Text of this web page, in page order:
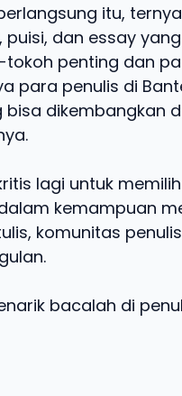
itu,
dan essay
penting dan
para penulis di
dikembangkan
lagi untuk
kemampuan
komunitas
bacalah di